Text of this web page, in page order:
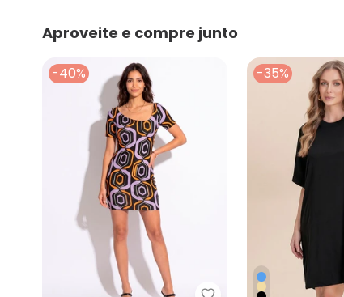
Aproveite e compre junto
-40% -35%